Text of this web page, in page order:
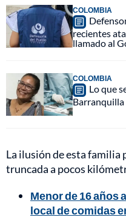
COLOMBIA
recientes
llamado al
COLOMBIA
Lo que
La ilusión de esta familia
truncada a pocos
Menor de 16 años
local de comidas